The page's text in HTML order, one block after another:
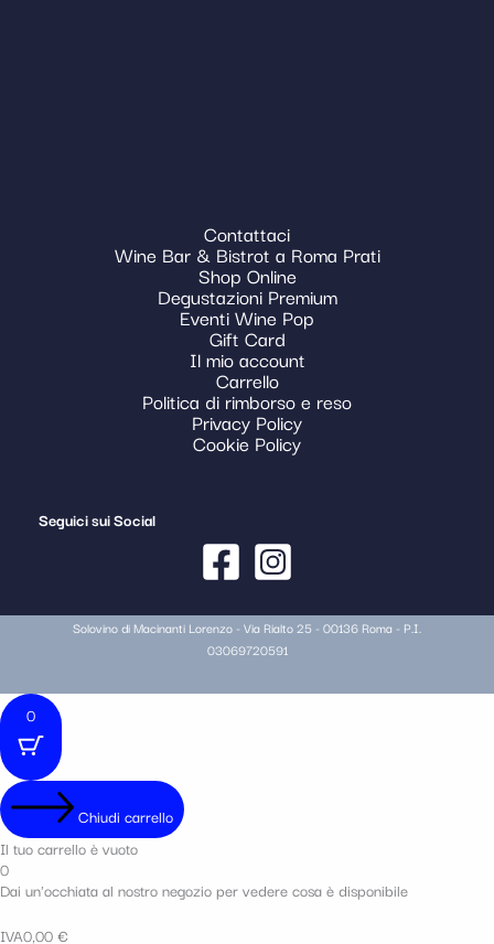
Contattaci
Wine Bar & Bistrot a Roma Prati
Shop Online
Degustazioni Premium
Eventi Wine Pop
Gift Card
Il mio account
Carrello
Politica di rimborso e reso
Privacy Policy
Cookie Policy
Seguici sui Social
Solovino di Macinanti Lorenzo - Via Rialto 25 - 00136 Roma - P.I.
03069720591
0
Chiudi carrello
Il tuo carrello è vuoto
0
Dai un'occhiata al nostro negozio per vedere cosa è disponibile
IVA0,00€